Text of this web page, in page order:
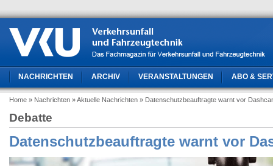
NACHRICHTEN ARCHIV VERANSTALTUNGEN ABO &
Home » Nachrichten » Aktuelle Nachrichten » Datenschutzbeauftragte warnt vor
Debatte
Datenschutzbeauftragte warnt vor